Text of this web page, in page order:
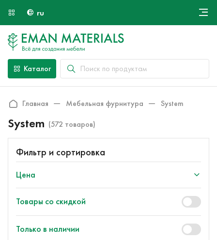
ru
Оплата и доставка
Контакты
Каталог
Главная Мебельная фурнитура System
System (572 товаров)
Фильтр и сортировка
Цена
Товары со скидкой
Только в наличии